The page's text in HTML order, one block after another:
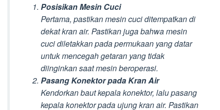
Posisikan Mesin Cuci
Pertama, pastikan mesin cuci ditempatkan di
dekat kran air. Pastikan juga bahwa mesin
cuci diletakkan pada permukaan yang datar
untuk mencegah getaran yang tidak
diinginkan saat mesin beroperasi.
Pasang Konektor pada Kran Air
Kendorkan baut kepala konektor, lalu pasang
kepala konektor pada ujung kran air. Pastikan